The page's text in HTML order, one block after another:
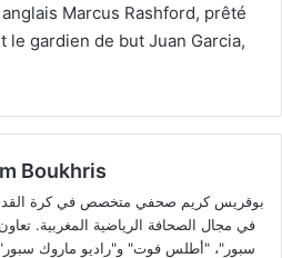
Marcus Rashford, prêté
le gardien de but Juan Garcia,
Boukhris
بوقريس كريم صحفي متخصص في كرة
في مجال الصحافة الرياضية المغربية.
سبور"، "أطلس فوت" و"راديو ماروك سبور"،